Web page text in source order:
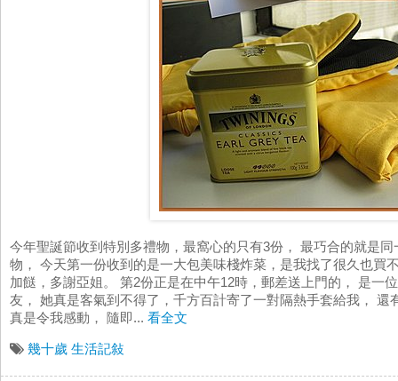
今年聖誕節收到特別多禮物，最窩心的只有3份， 最巧合的就是
物， 今天第一份收到的是一大包美味棧炸菜，是我找了很久也買
加餸，多謝亞姐。 第2份正是在中午12時，郵差送上門的， 是一
友， 她真是客氣到不得了，千方百計寄了一對隔熱手套給我，
真是令我感動， 隨即... 看全文
幾十歲 生活記敍